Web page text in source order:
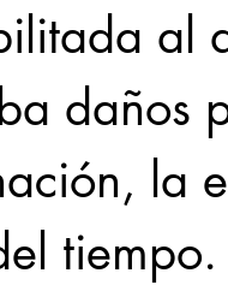
al
daños
la
tiempo.